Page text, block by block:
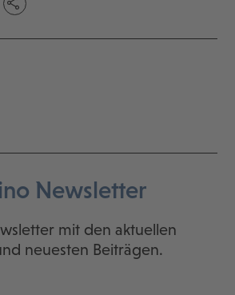
Newsletter
mit den aktuellen
neuesten Beiträgen.